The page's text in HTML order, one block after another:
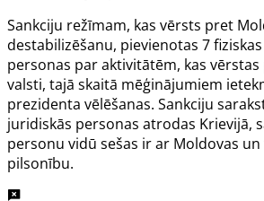
Sankciju režīmam, kas vērsts pret
destabilizēšanu, pievienotas 7
personas par aktivitātēm, kas
valsti, tajā skaitā mēģinājumiem
prezidenta vēlēšanas. Sankciju
juridiskās personas atrodas Krievijā,
personu vidū sešas ir ar Moldovas
pilsonību.